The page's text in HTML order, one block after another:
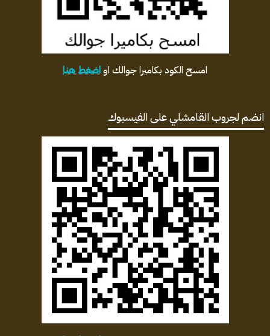
امسح الكود بكاميرا جوالك اواضغط هنا
انضم لجروب القامشلي على الفيسبوك